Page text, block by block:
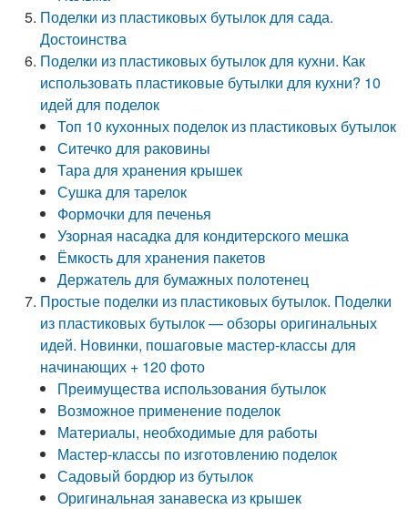
Поделки из пластиковых бутылок для сада.
Достоинства
Поделки из пластиковых бутылок для кухни. Как
использовать пластиковые бутылки для кухни? 10
идей для поделок
Топ 10 кухонных поделок из пластиковых бутылок
Ситечко для раковины
Тара для хранения крышек
Сушка для тарелок
Формочки для печенья
Узорная насадка для кондитерского мешка
Ёмкость для хранения пакетов
Держатель для бумажных полотенец
Простые поделки из пластиковых бутылок. Поделки
из пластиковых бутылок — обзоры оригинальных
идей. Новинки, пошаговые мастер-классы для
начинающих + 120 фото
Преимущества использования бутылок
Возможное применение поделок
Материалы, необходимые для работы
Мастер-классы по изготовлению поделок
Садовый бордюр из бутылок
Оригинальная занавеска из крышек